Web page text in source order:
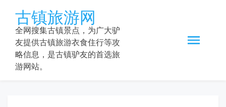
content
古镇旅游网
全网搜集古镇景点，为广大驴
友提供古镇旅游衣食住行等攻
略信息，是古镇驴友的首选旅
游网站。